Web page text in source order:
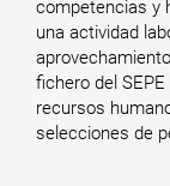
competencias y
una actividad
fichero del
recursos
selecciones de